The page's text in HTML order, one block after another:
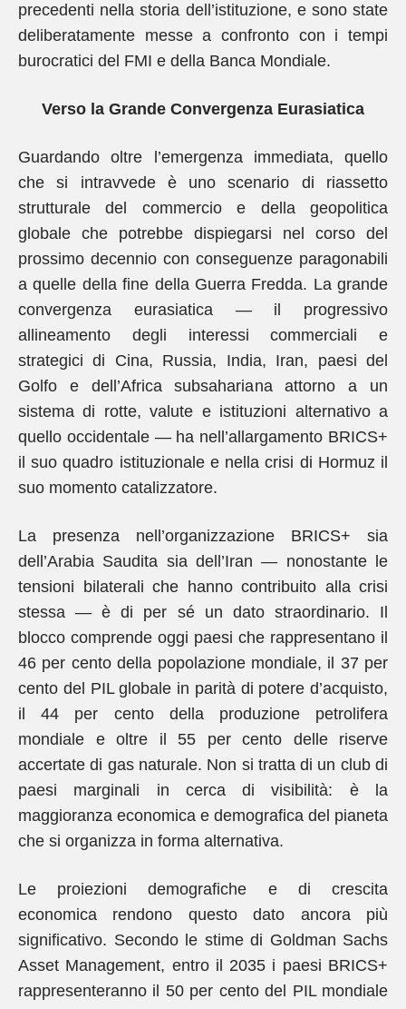
precedenti nella storia dell’istituzione, e sono state
deliberatamente messe a confronto con i tempi
burocratici del FMI e della Banca Mondiale.
Verso la Grande Convergenza Eurasiatica
Guardando oltre l’emergenza immediata, quello
che si intravvede è uno scenario di riassetto
strutturale del commercio e della geopolitica
globale che potrebbe dispiegarsi nel corso del
prossimo decennio con conseguenze paragonabili
a quelle della fine della Guerra Fredda. La grande
convergenza eurasiatica — il progressivo
allineamento degli interessi commerciali e
strategici di Cina, Russia, India, Iran, paesi del
Golfo e dell’Africa subsahariana attorno a un
sistema di rotte, valute e istituzioni alternativo a
quello occidentale — ha nell’allargamento BRICS+
il suo quadro istituzionale e nella crisi di Hormuz il
suo momento catalizzatore.
La presenza nell’organizzazione BRICS+ sia
dell’Arabia Saudita sia dell’Iran — nonostante le
tensioni bilaterali che hanno contribuito alla crisi
stessa — è di per sé un dato straordinario. Il
blocco comprende oggi paesi che rappresentano il
46 per cento della popolazione mondiale, il 37 per
cento del PIL globale in parità di potere d’acquisto,
il 44 per cento della produzione petrolifera
mondiale e oltre il 55 per cento delle riserve
accertate di gas naturale. Non si tratta di un club di
paesi marginali in cerca di visibilità: è la
maggioranza economica e demografica del pianeta
che si organizza in forma alternativa.
Le proiezioni demografiche e di crescita
economica rendono questo dato ancora più
significativo. Secondo le stime di Goldman Sachs
Asset Management, entro il 2035 i paesi BRICS+
rappresenteranno il 50 per cento del PIL mondiale